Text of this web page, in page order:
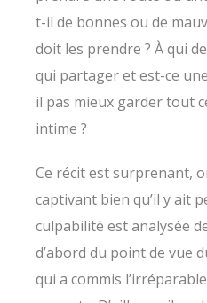
t-il de bonnes ou de
doit les prendre ? À qui
qui partager et est-ce
il pas mieux garder tout
intime ?
Ce récit est surprenant,
captivant bien qu’il y ait
culpabilité est analysée
d’abord du point de vue
qui a commis